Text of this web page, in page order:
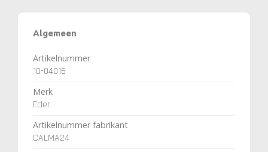
Algemeen
Artikelnummer
10-04016
Merk
Ecler
Artikelnummer fabrikant
CALMA24